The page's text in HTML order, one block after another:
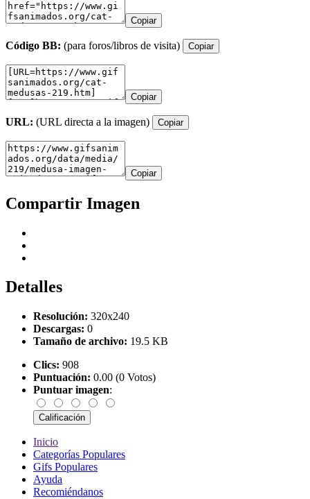
Copiar
Código BB: (para foros/libros de visita) Copiar
Copiar
URL: (URL directa a la imagen) Copiar
Copiar
Compartir Imagen
Detalles
Resolución: 320x240
Descargas: 0
Tamaño de archivo: 19.5 KB
Clics: 908
Puntuación: 0.00 (0 Votos)
Puntuar imagen:
Inicio
Categorías Populares
Gifs Populares
Ayuda
Recomiéndanos